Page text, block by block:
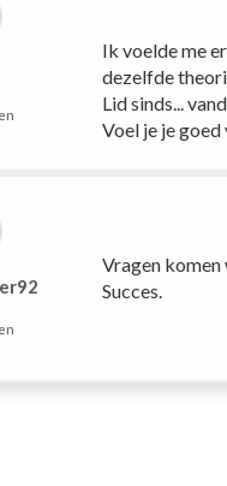
Ik voelde me
dezelfde
Lid sinds...
Voel je je
Vragen komen
Succes.